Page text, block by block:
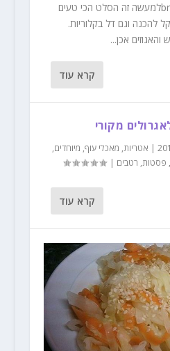
וזה משביע וטעים ביותר! brלמעשה זה הסלט הכי טעים
להכנה וגם דל בקלוריות.
קרא עוד
מקורי
| אטריות, מאכלי עוף, מיוחדים,
, פסטות, רטבים |
קרא עוד